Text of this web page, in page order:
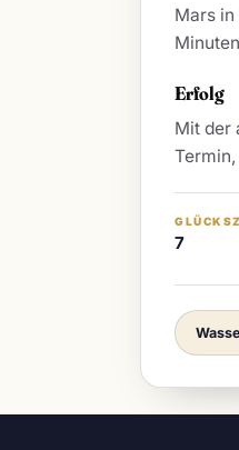
Mars
Erfolg
Mit der
7